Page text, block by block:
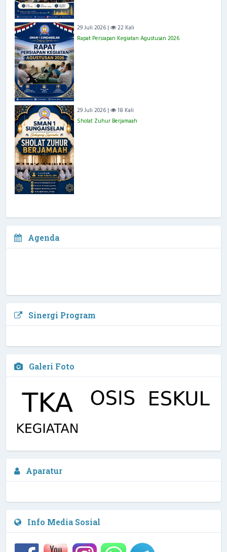
29 Juli 2026 |
22 Kali
Rapat Persiapan Kegiatan Agustusan 2026
29 Juli 2026 |
18 Kali
Sholat Zuhur Berjamaah
Agenda
Sinergi Program
Galeri Foto
Aparatur
1 / 4
Kepala Sekolah
NIPD :
Info Media Sosial